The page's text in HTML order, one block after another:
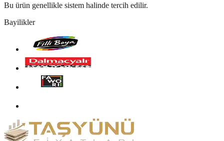
Bu ürün genellikle sistem halinde tercih edilir.
Bayilikler